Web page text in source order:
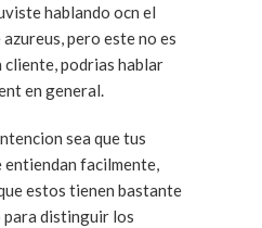
hablando ocn el
pero este no es
cliente, podrias hablar
en general.
sea que tus
facilmente,
estos tienen bastante
para distinguir los